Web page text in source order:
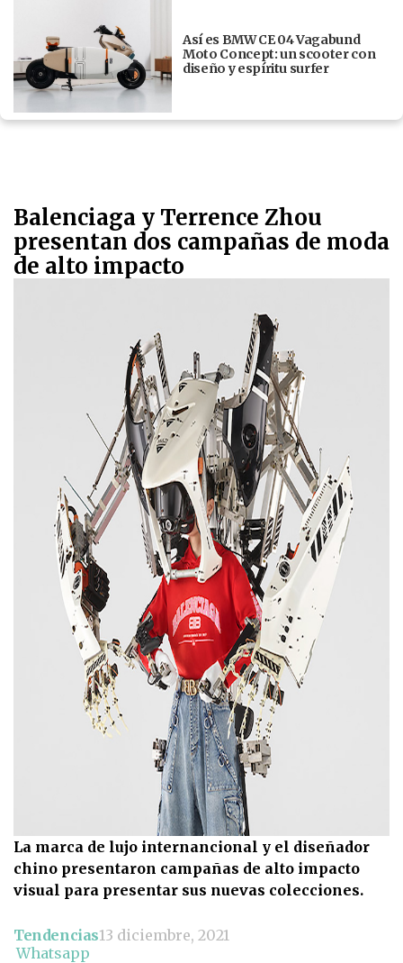
Así es BMW CE 04 Vagabund
Moto Concept: un scooter con
diseño y espíritu surfer
Balenciaga y Terrence Zhou
presentan dos campañas de moda
de alto impacto
La marca de lujo internancional y el diseñador
chino presentaron campañas de alto impacto
visual para presentar sus nuevas colecciones.
Tendencias13 diciembre, 2021
Whatsapp